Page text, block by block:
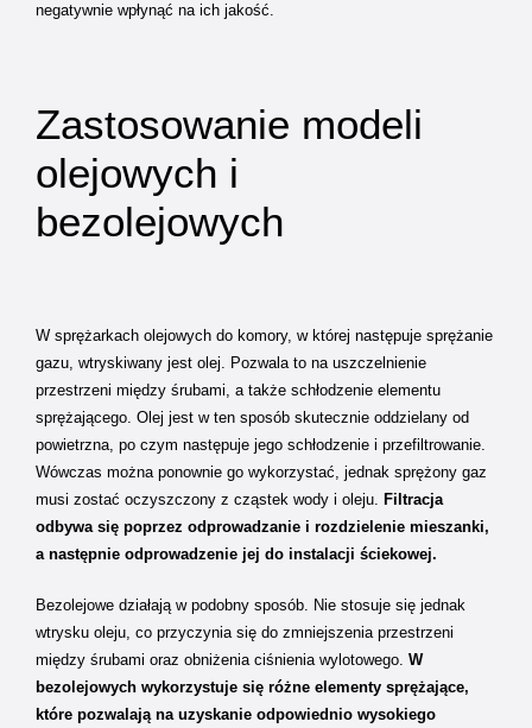
negatywnie wpłynąć na ich jakość.
Zastosowanie modeli
olejowych i
bezolejowych
W sprężarkach olejowych do komory, w której następuje sprężanie
gazu, wtryskiwany jest olej. Pozwala to na uszczelnienie
przestrzeni między śrubami, a także schłodzenie elementu
sprężającego. Olej jest w ten sposób skutecznie oddzielany od
powietrzna, po czym następuje jego schłodzenie i przefiltrowanie.
Wówczas można ponownie go wykorzystać, jednak sprężony gaz
musi zostać oczyszczony z cząstek wody i oleju. Filtracja
odbywa się poprzez odprowadzanie i rozdzielenie mieszanki,
a następnie odprowadzenie jej do instalacji ściekowej.
Bezolejowe działają w podobny sposób. Nie stosuje się jednak
wtrysku oleju, co przyczynia się do zmniejszenia przestrzeni
między śrubami oraz obniżenia ciśnienia wylotowego. W
bezolejowych wykorzystuje się różne elementy sprężające,
które pozwalają na uzyskanie odpowiednio wysokiego